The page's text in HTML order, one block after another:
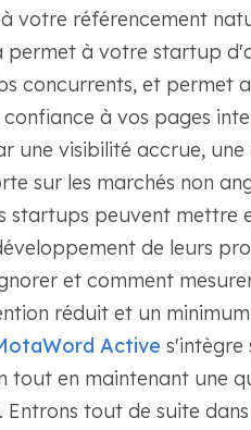
votre référencement
permet à votre startup
concurrents, et permet
à vos pages
une visibilité accrue,
sur les marchés non
startups peuvent mettre
de leurs
et comment
réduit et un
Active s'intègre
tout en maintenant une
tout de suite